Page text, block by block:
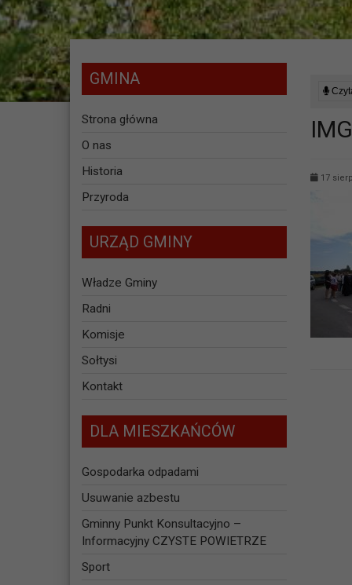
GMINA
Strona główna
O nas
Historia
Przyroda
URZĄD GMINY
Władze Gminy
Radni
Komisje
Sołtysi
Kontakt
DLA MIESZKAŃCÓW
Gospodarka odpadami
Usuwanie azbestu
Gminny Punkt Konsultacyjno –
Informacyjny CZYSTE POWIETRZE
Sport
17